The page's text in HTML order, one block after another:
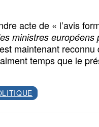
acte de « l’avis
ministres européens
maintenant reconnu
temps que le